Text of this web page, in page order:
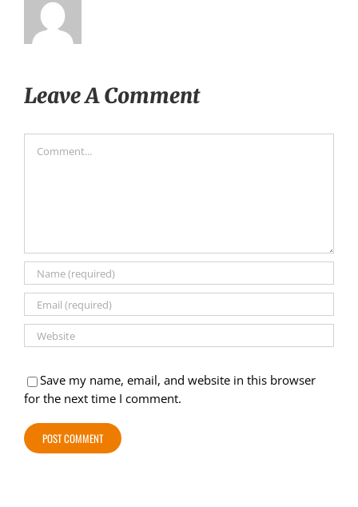
Leave A Comment
Save my name, email, and website in this browser
for the next time I comment.